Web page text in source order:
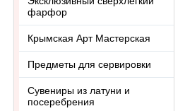
фарфор
Крымская Арт Мастерская
Предметы для сервировки
Сувениры из латуни и
посеребрения